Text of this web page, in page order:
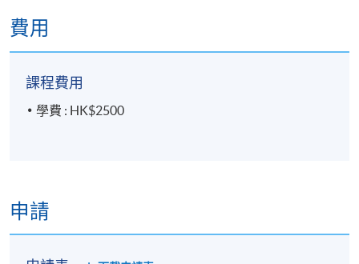
費用
課程費用
學費 : HK$2500
申請